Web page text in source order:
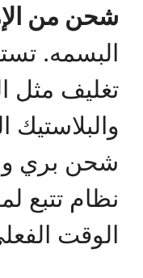
شحن من
البسمه.
تغليف مثل
والبلاستيك
شحن بري
نظام تتبع
الوقت